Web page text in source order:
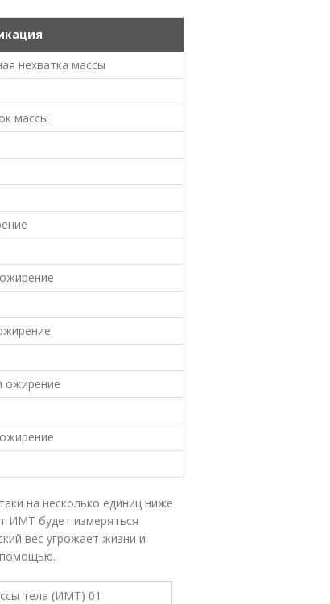
нехватка массы
массы
ожирение
на несколько единиц ниже
ИМТ будет измеряться
вес угрожает жизни и